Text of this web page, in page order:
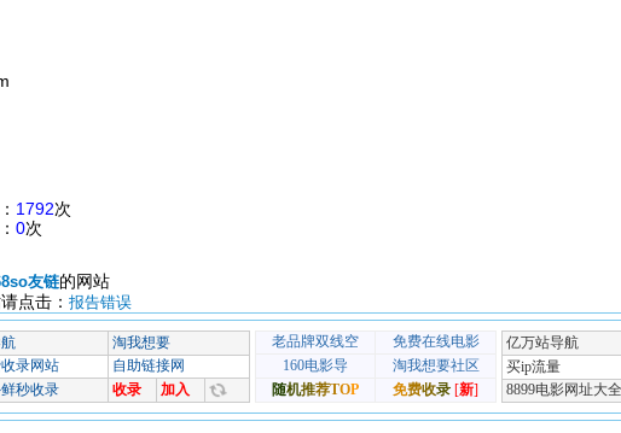
1792次
0次
友链的网站
点击： 报告错误